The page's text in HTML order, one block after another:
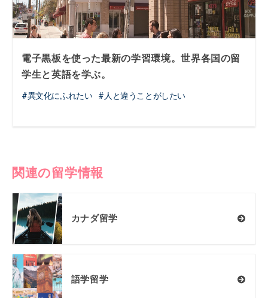
電子黒板を使った最新の学習環境。世界各国の留
学生と英語を学ぶ。
異文化にふれたい 人と違うことがしたい
関連の留学情報
カナダ留学
語学留学